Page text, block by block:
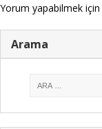
Yorum yapabilmek için
Arama